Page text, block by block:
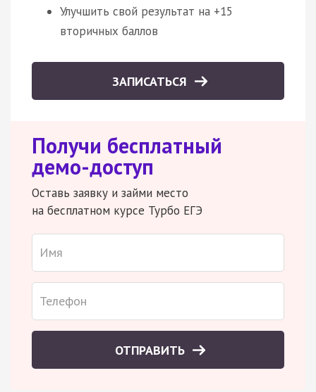
Улучшить свой результат на +15
вторичных баллов
ЗАПИСАТЬСЯ
Получи бесплатный
демо-доступ
Оставь заявку и займи место
на бесплатном курсе Турбо ЕГЭ
ОТПРАВИТЬ